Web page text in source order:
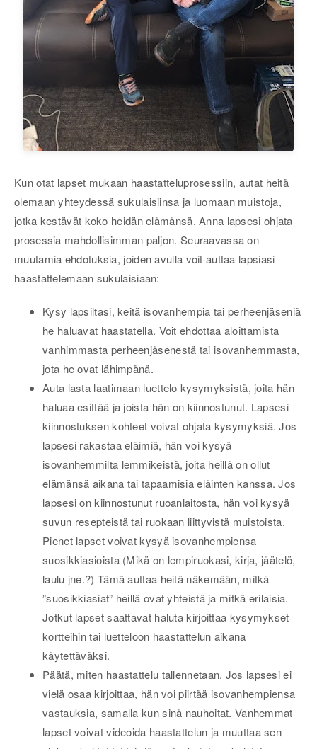
Kun otat lapset mukaan haastatteluprosessiin, autat heitä
olemaan yhteydessä sukulaisiinsa ja luomaan muistoja,
jotka kestävät koko heidän elämänsä. Anna lapsesi ohjata
prosessia mahdollisimman paljon. Seuraavassa on
muutamia ehdotuksia, joiden avulla voit auttaa lapsiasi
haastattelemaan sukulaisiaan:
Kysy lapsiltasi, ​​keitä isovanhempia tai perheenjäseniä
he haluavat haastatella. Voit ehdottaa aloittamista
vanhimmasta perheenjäsenestä tai isovanhemmasta,
jota he ovat lähimpänä.
Auta lasta laatimaan luettelo kysymyksistä, joita hän
haluaa esittää ja joista hän on kiinnostunut. Lapsesi
kiinnostuksen kohteet voivat ohjata kysymyksiä. Jos
lapsesi rakastaa eläimiä, hän voi kysyä
isovanhemmilta lemmikeistä, joita heillä on ollut
elämänsä aikana tai tapaamisia eläinten kanssa. Jos
lapsesi on kiinnostunut ruoanlaitosta, hän voi kysyä
suvun resepteistä tai ruokaan liittyvistä muistoista.
Pienet lapset voivat kysyä isovanhempiensa
suosikkiasioista (Mikä on lempiruokasi, kirja, jäätelö,
laulu jne.?) Tämä auttaa heitä näkemään, mitkä
”suosikkiasiat” heillä ovat yhteistä ja mitkä erilaisia.
Jotkut lapset saattavat haluta kirjoittaa kysymykset
kortteihin tai luetteloon haastattelun aikana
käytettäväksi.
Päätä, miten haastattelu tallennetaan. Jos lapsesi ei
vielä osaa kirjoittaa, hän voi piirtää isovanhempiensa
vastauksia, samalla kun sinä nauhoitat. Vanhemmat
lapset voivat videoida haastattelun ja muuttaa sen